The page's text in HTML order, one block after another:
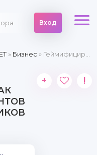
Вход
» Бизнес » Геймифицируй это. Как стимулировать клиентов к покупке, а сотрудников – к работе
+ !